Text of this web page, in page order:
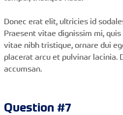
Donec erat elit, ultricies id
Praesent vitae dignissim mi,
vitae nibh tristique, ornare dui
placerat arcu et pulvinar lacinia.
accumsan.
Question #7